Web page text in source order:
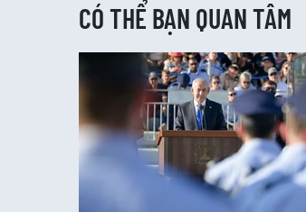
CÓ THỂ BẠN QUAN TÂM